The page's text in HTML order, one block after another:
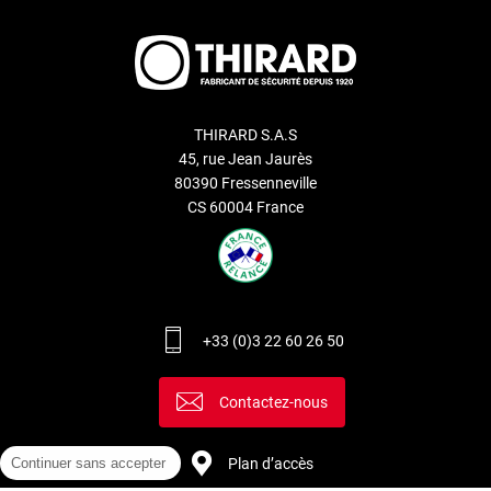
THIRARD S.A.S
45, rue Jean Jaurès
80390 Fressenneville
CS 60004 France
+33 (0)3 22 60 26 50
Contactez-nous
Plan d’accès
Continuer sans accepter